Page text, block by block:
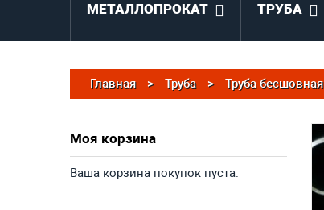
МЕТАЛЛОПРОКАТ ТРУБА
Главная > Труба > Труба бесшовная
Моя корзина
Ваша корзина покупок пуста.